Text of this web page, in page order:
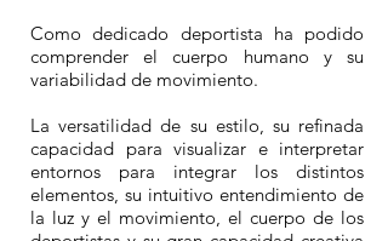
Como dedicado deportista ha podido
comprender el cuerpo humano y su
variabilidad de movimiento.
La versatilidad de su estilo, su refinada
capacidad para visualizar e interpretar
entornos para integrar los distintos
elementos, su intuitivo entendimiento de
la luz y el movimiento, el cuerpo de los